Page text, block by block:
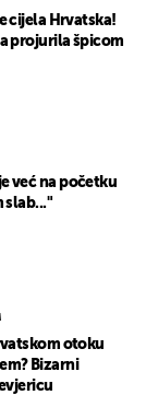
cijela Hrvatska!
projurila špicom
već na početku
slab..."
otoku
Bizarni